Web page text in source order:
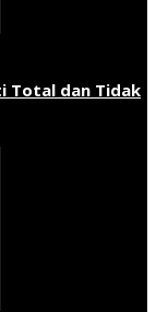
Total dan Tidak